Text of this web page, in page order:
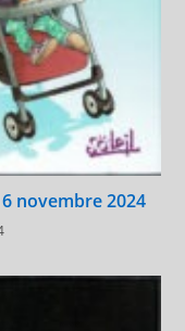
novembre 2024